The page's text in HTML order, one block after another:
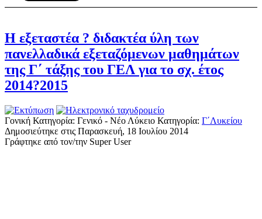
Η εξεταστέα ? διδακτέα ύλη των
πανελλαδικά εξεταζόμενων μαθημάτων
της Γ΄ τάξης του ΓΕΛ για το σχ. έτος
2014?2015
Γονική Κατηγορία: Γενικό - Νέο Λύκειο Κατηγορία: Γ΄Λυκείου
Δημοσιεύτηκε στις Παρασκευή, 18 Ιουλίου 2014
Γράφτηκε από τον/την Super User